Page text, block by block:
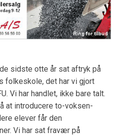
sidste otte år sat aftryk på
folkeskole, det har vi gjort
Vi har handlet, ikke bare talt.
at introducere to-voksen-
elever får den
Vi har sat fravær på